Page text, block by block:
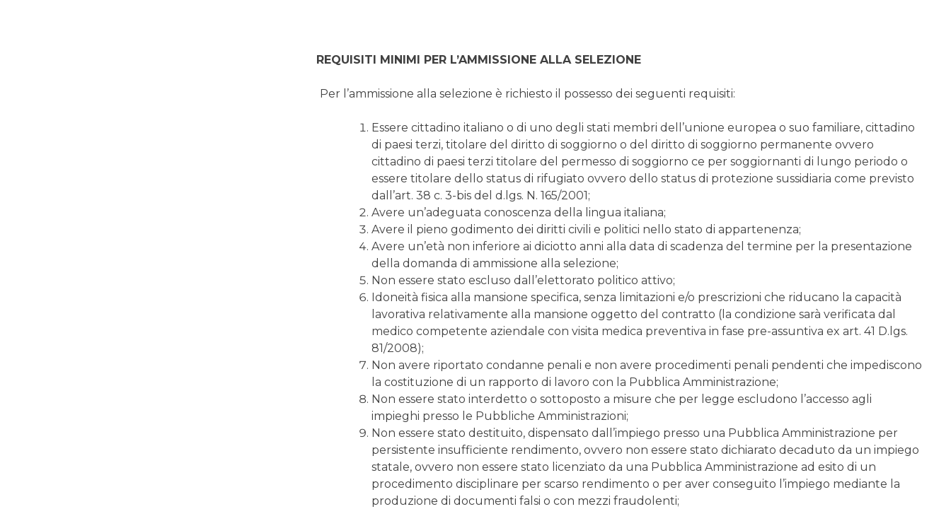
REQUISITI MINIMI PER L’AMMISSIONE ALLA SELEZIONE
Per l’ammissione alla selezione è richiesto il possesso dei seguenti requisiti:
Essere cittadino italiano o di uno degli stati membri dell’unione europea o suo familiare, cittadino
di paesi terzi, titolare del diritto di soggiorno o del diritto di soggiorno permanente ovvero
cittadino di paesi terzi titolare del permesso di soggiorno ce per soggiornanti di lungo periodo o
essere titolare dello status di rifugiato ovvero dello status di protezione sussidiaria come previsto
dall’art. 38 c. 3-bis del d.lgs. N. 165/2001;
Avere un’adeguata conoscenza della lingua italiana;
Avere il pieno godimento dei diritti civili e politici nello stato di appartenenza;
Avere un’età non inferiore ai diciotto anni alla data di scadenza del termine per la presentazione
della domanda di ammissione alla selezione;
Non essere stato escluso dall’elettorato politico attivo;
Idoneità fisica alla mansione specifica, senza limitazioni e/o prescrizioni che riducano la capacità
lavorativa relativamente alla mansione oggetto del contratto (la condizione sarà verificata dal
medico competente aziendale con visita medica preventiva in fase pre-assuntiva ex art. 41 D.lgs.
81/2008);
Non avere riportato condanne penali e non avere procedimenti penali pendenti che impediscono
la costituzione di un rapporto di lavoro con la Pubblica Amministrazione;
Non essere stato interdetto o sottoposto a misure che per legge escludono l’accesso agli
impieghi presso le Pubbliche Amministrazioni;
Non essere stato destituito, dispensato dall’impiego presso una Pubblica Amministrazione per
persistente insufficiente rendimento, ovvero non essere stato dichiarato decaduto da un impiego
statale, ovvero non essere stato licenziato da una Pubblica Amministrazione ad esito di un
procedimento disciplinare per scarso rendimento o per aver conseguito l’impiego mediante la
produzione di documenti falsi o con mezzi fraudolenti;